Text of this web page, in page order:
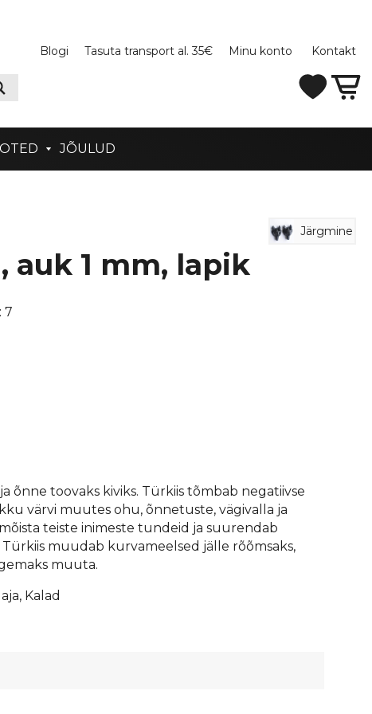
Blogi Tasuta transport al. 35€ Minu konto Kontakt
JÕULUD
Järgmine
auk 1 mm, lapik
7
õnne toovaks kiviks. Türkiis tõmbab negatiivse
värvi muutes ohu, õnnetuste, vägivalla ja
teiste inimeste tundeid ja suurendab
muudab kurvameelsed jälle rõõmsaks,
muuta.
Kalad